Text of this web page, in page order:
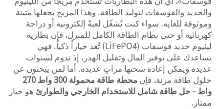
اتصل بنا
والحديد والفوسفات لتوليد الطاقة. وهذا المزيج يجعلها متينة
وموثوقة للغاية. سواء كنت تُشغّل لعبةً إلكترونية أو دراجة
كهربائية أو حتى نظام الطاقة الكامل للمنزل، فإن بطارية
ليثيوم حديد فوسفات (LiFePO4) تُعد خياراً ذكياً. فهي
تساعدك على توفير المال وتقليل الهدر، إذ تدوم لسنوات
عديدة ويمكن إعادة شحنها مراتٍ عديدة. أما لمن يبحثون عن
حلول طاقة مرنة، فإن
محطة طاقة محمولة 300 واط 270
واط - حل طاقة شامل للاستخدام الخارجي والطوارئ هو خيار
ممتاز.